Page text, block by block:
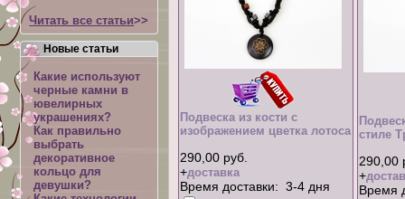
Подвеска из кости с
изображением цветка лотоса
290,00 руб.
+доставка
Время доставки: 3-4 дня
стиле
290,00
+
Время
Читать все статьи>>
Новые статьи
Какие используют
черные камни в
ювелирных
украшениях?
Как правильно
выбрать
декоративное
кольцо для
девушки?